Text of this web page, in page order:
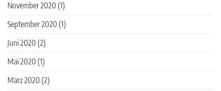
November 2020 (1)
September 2020 (1)
Juni 2020 (2)
Mai 2020 (1)
März 2020 (2)